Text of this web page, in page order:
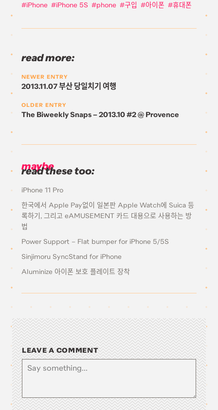
iPhone iPhone 5S phone 구입 아이폰 휴대폰
read more:
OLDER ENTRY
The Biweekly Snaps – 2013.10 #2 @ Provence
NEWER ENTRY
2013.11.07 부산 당일치기 여행
maybe
read these too:
iPhone 11 Pro
한국에서 Apple Pay없이 일본판 Apple Watch에 Suica 등
록하기, 그리고 eAMUSEMENT 카드 대용으로 사용하는 방
법
Power Support – Flat bumper for iPhone 5/5S
Sinjimoru SyncStand for iPhone
Aluminize 아이폰 보호 플레이트 장착
LEAVE A COMMENT